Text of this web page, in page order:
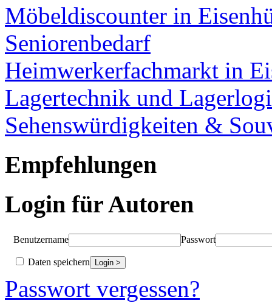
Möbeldiscounter in
Seniorenbedarf
Heimwerkerfachmarkt in
Lagertechnik und
Sehenswürdigkeiten &
Empfehlungen
Login für Autoren
Benutzername Passwort
Daten speichern
Passwort vergessen?